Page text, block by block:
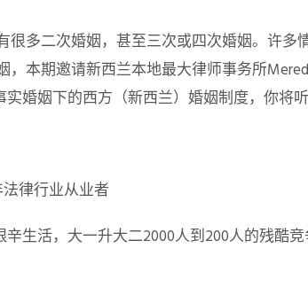
很多二次婚姻，甚至三次或四次婚姻。许多
，本期邀请新西兰本地最大律师事务所
实婚姻下的西方（新西兰）婚姻制度，你将
律行业从业者
生活，大一升大二2000人到200人的残酷